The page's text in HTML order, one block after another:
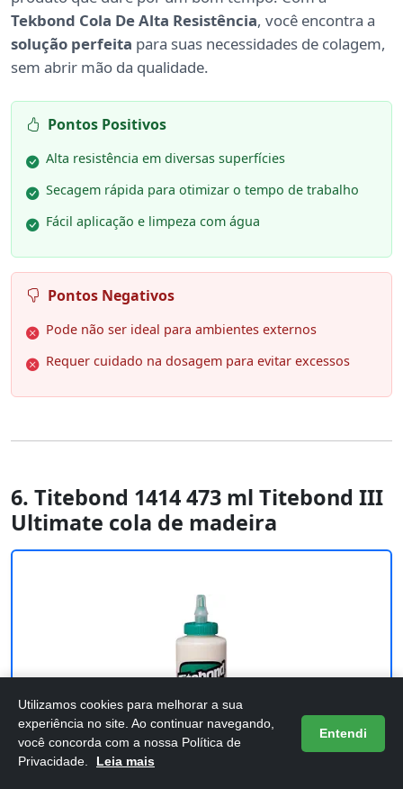
Tekbond Cola De Alta Resistência, você encontra a
solução perfeita para suas necessidades de colagem,
sem abrir mão da qualidade.
Pontos Positivos
Alta resistência em diversas superfícies
Secagem rápida para otimizar o tempo de trabalho
Fácil aplicação e limpeza com água
Pontos Negativos
Pode não ser ideal para ambientes externos
Requer cuidado na dosagem para evitar excessos
6. Titebond 1414 473 ml Titebond III
Ultimate cola de madeira
Utilizamos cookies para melhorar a sua
experiência no site. Ao continuar navegando,
você concorda com a nossa Política de
Privacidade.
Leia mais
Entendi